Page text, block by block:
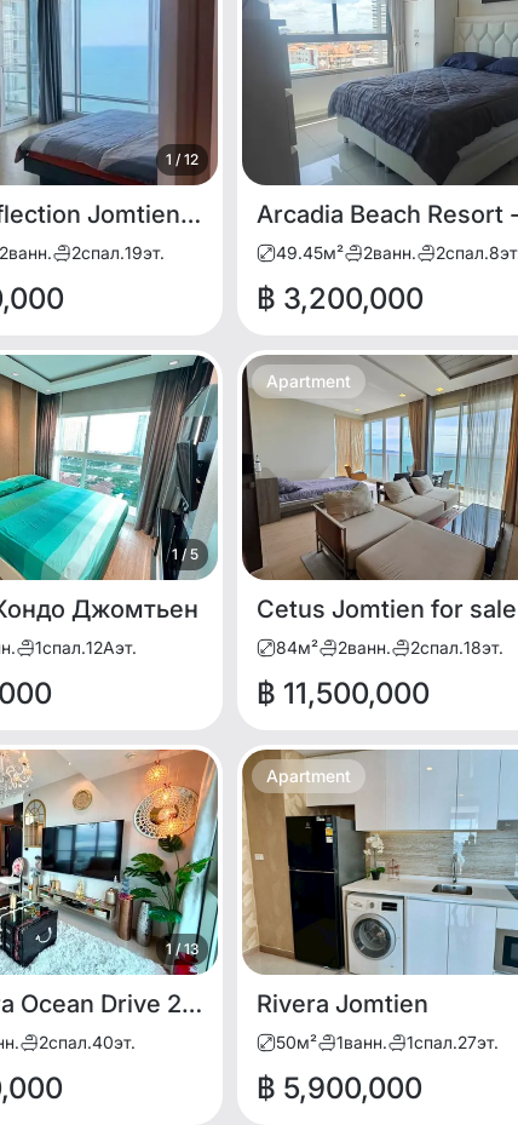
1 / 12
Кондо Reflection Jomtien Beach Pattaya
2ванн. 2спал.19эт. 49.45м² 2ванн. 2спал.8
฿ 3,200,000
1 / 5
Джомтьен
1спал.12Aэт.
Apartment
84м² 2ванн. 2спал.18эт.
฿ 11,500,000
1/13
The Riviera Ocean Drive 2bdr for SALE
2спал.40эт.
Apartment
Rivera Jomtien
50м² 1ванн. 1спал.27эт.
฿ 5,900,000